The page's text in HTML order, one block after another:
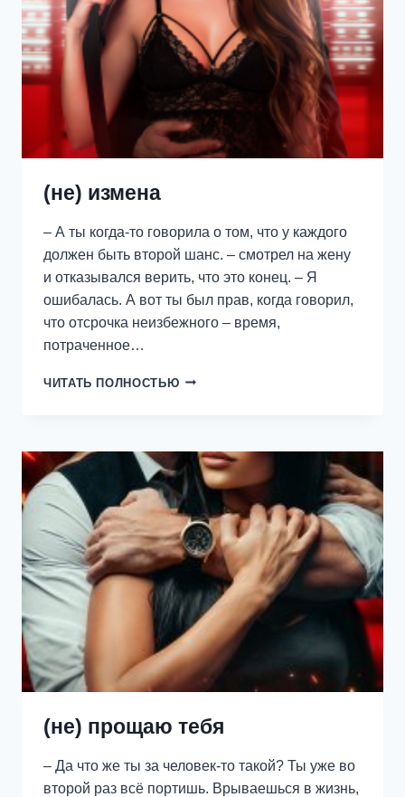
(не) измена
– А ты когда-то говорила о том, что у каждого
должен быть второй шанс. – смотрел на жену
и отказывался верить, что это конец. – Я
ошибалась. А вот ты был прав, когда говорил,
что отсрочка неизбежного – время,
потраченное…
ЧИТАТЬ ПОЛНОСТЬЮ (НЕ)
(не) прощаю тебя
– Да что же ты за человек-то такой? Ты уже во
второй раз всё портишь. Врываешься в жизнь,